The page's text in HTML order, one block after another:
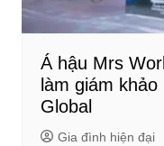
Á hậu Mrs
làm giám
Global
Gia đình hiện đại